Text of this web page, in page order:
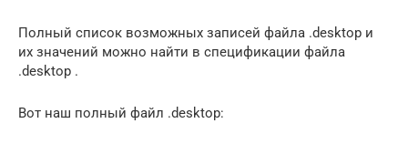
Полный список возможных записей файла .desktop и
их значений можно найти в спецификации файла
.desktop .
Вот наш полный файл .desktop: